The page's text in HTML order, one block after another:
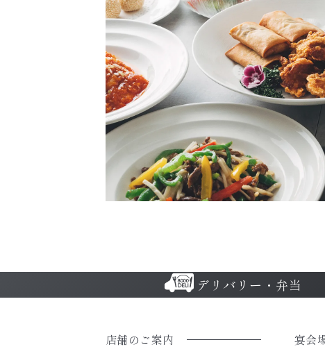
デリバリー・弁当
店舗のご案内 宴会